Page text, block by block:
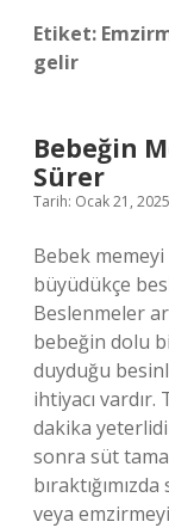
Etiket:
gelir
Bebeğin
Sürer
Tarih: Ocak 21, 2025
Bebek
büyüdükçe
Beslenmeler
bebeğin dolu
duyduğu
ihtiyacı
dakika
sonra süt
veya